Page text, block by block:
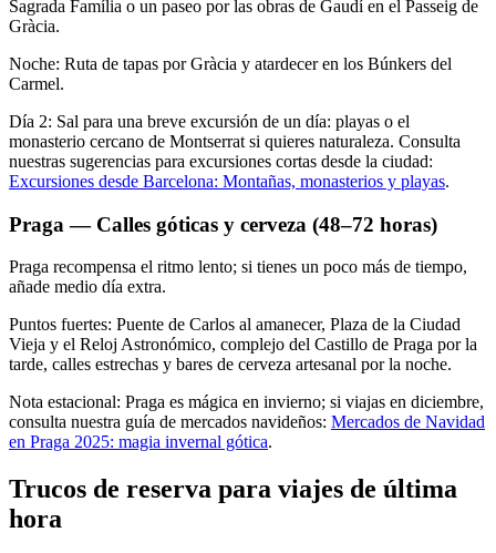
Sagrada Família o un paseo por las obras de Gaudí en el Passeig de
Gràcia.
Noche: Ruta de tapas por Gràcia y atardecer en los Búnkers del
Carmel.
Día 2: Sal para una breve excursión de un día: playas o el
monasterio cercano de Montserrat si quieres naturaleza. Consulta
nuestras sugerencias para excursiones cortas desde la ciudad:
Excursiones desde Barcelona: Montañas, monasterios y playas.
Praga — Calles góticas y cerveza (48–72 horas)
Praga recompensa el ritmo lento; si tienes un poco más de tiempo,
añade medio día extra.
Puntos fuertes: Puente de Carlos al amanecer, Plaza de la Ciudad
Vieja y el Reloj Astronómico, complejo del Castillo de Praga por la
tarde, calles estrechas y bares de cerveza artesanal por la noche.
Nota estacional: Praga es mágica en invierno; si viajas en diciembre,
consulta nuestra guía de mercados navideños: Mercados de Navidad
en Praga 2025: magia invernal gótica.
Trucos de reserva para viajes de última
hora